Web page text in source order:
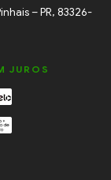
– PR, 83326-
JUROS